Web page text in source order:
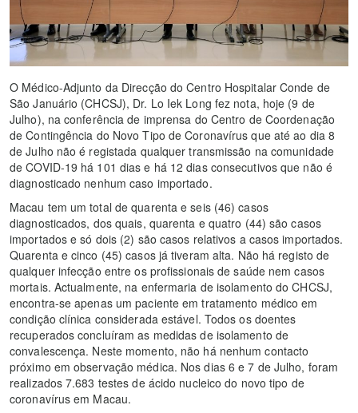
O Médico-Adjunto da Direcção do Centro Hospitalar Conde de
São Januário (CHCSJ), Dr. Lo Iek Long fez nota, hoje (9 de
Julho), na conferência de imprensa do Centro de Coordenação
de Contingência do Novo Tipo de Coronavírus que até ao dia 8
de Julho não é registada qualquer transmissão na comunidade
de COVID-19 há 101 dias e há 12 dias consecutivos que não é
diagnosticado nenhum caso importado.
Macau tem um total de quarenta e seis (46) casos
diagnosticados, dos quais, quarenta e quatro (44) são casos
importados e só dois (2) são casos relativos a casos importados.
Quarenta e cinco (45) casos já tiveram alta. Não há registo de
qualquer infecção entre os profissionais de saúde nem casos
mortais. Actualmente, na enfermaria de isolamento do CHCSJ,
encontra-se apenas um paciente em tratamento médico em
condição clínica considerada estável. Todos os doentes
recuperados concluíram as medidas de isolamento de
convalescença. Neste momento, não há nenhum contacto
próximo em observação médica. Nos dias 6 e 7 de Julho, foram
realizados 7.683 testes de ácido nucleico do novo tipo de
coronavírus em Macau.